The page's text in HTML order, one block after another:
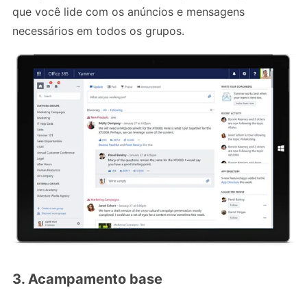
que você lide com os anúncios e mensagens
necessários em todos os grupos.
3. Acampamento base